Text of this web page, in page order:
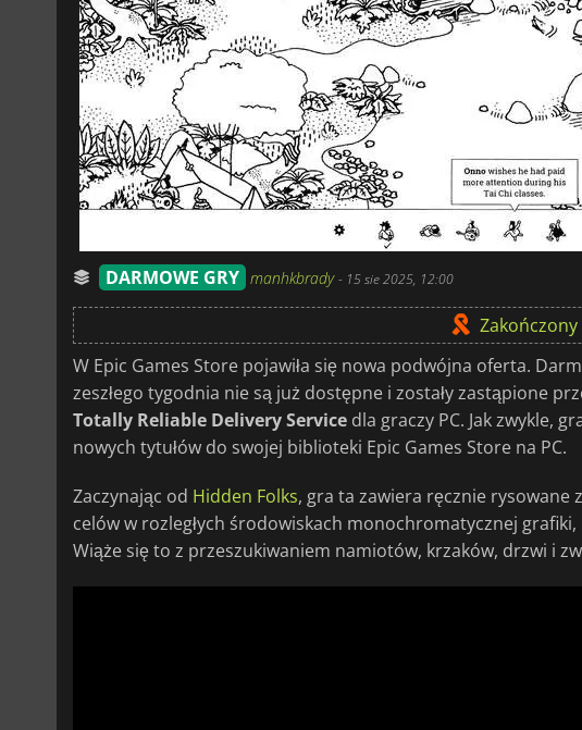
DARMOWE GRY manhkbrady- 15 sie 2025, 12:00
Zakończony
W Epic Games Store pojawiła się nowa podwójna oferta.
zeszłego tygodnia nie są już dostępne i zostały zastąpione
Totally Reliable Delivery Service dla graczy PC. Jak zwykle,
nowych tytułów do swojej biblioteki Epic Games Store na PC.
Zaczynając od Hidden Folks, gra ta zawiera ręcznie rysowane
celów w rozległych środowiskach monochromatycznej
Wiąże się to z przeszukiwaniem namiotów, krzaków, drzwi i